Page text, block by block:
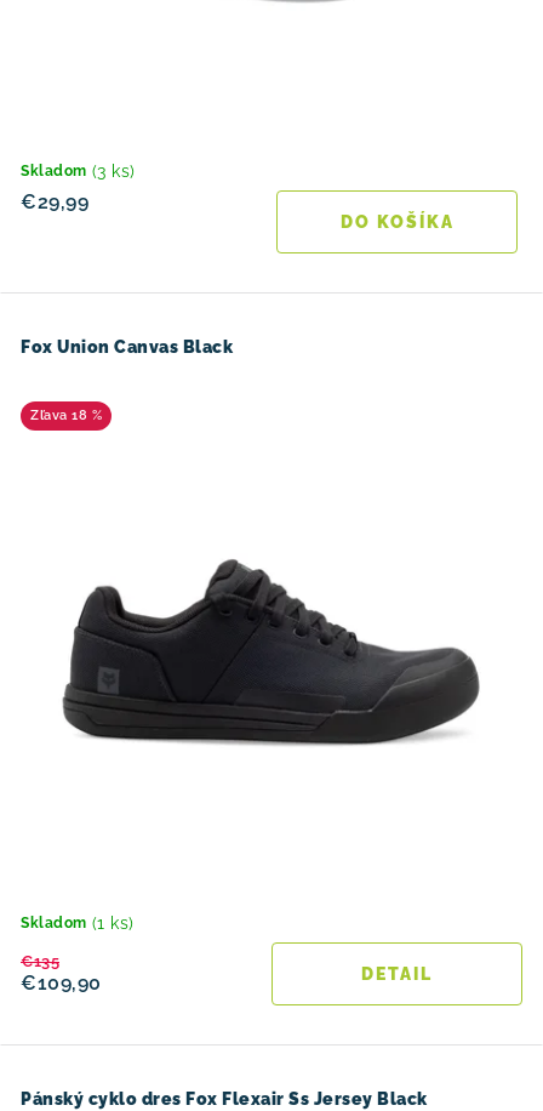
Skladom (3 ks)
€29,99
DO KOŠÍKA
Fox Union Canvas Black
18 %
Skladom (1 ks)
€109,90
€135
DETAIL
Pánský cyklo dres Fox Flexair Ss Jersey Black